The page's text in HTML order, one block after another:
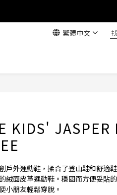
繁體中文
KIDS' JASPER
戶外運動鞋，揉合了登山鞋和舒適
絨面皮革運動鞋。穩固而方便妥貼
小朋友輕鬆穿脫。